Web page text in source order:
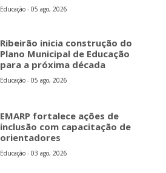
Educação - 05 ago, 2026
Ribeirão inicia construção do
Plano Municipal de Educação
para a próxima década
Educação - 05 ago, 2026
EMARP fortalece ações de
inclusão com capacitação de
orientadores
Educação - 03 ago, 2026